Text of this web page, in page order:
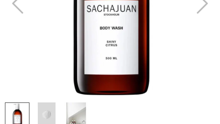
Waterclouds The Dude Matt Cream Paste 100ml - Hårvax
169,15 kr